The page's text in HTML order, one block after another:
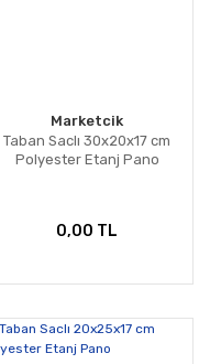
Marketcik
Taban Saclı 30x20x17 cm
Polyester Etanj Pano
0,00 TL